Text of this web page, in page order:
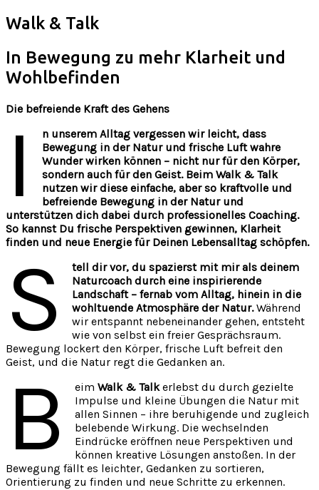
Walk & Talk
In Bewegung zu mehr Klarheit und
Wohlbefinden
Die befreiende Kraft des Gehens
I
n unserem Alltag vergessen wir leicht, dass
Bewegung in der Natur und frische Luft wahre
Wunder wirken können – nicht nur für den Körper,
sondern auch für den Geist. Beim Walk & Talk
nutzen wir diese einfache, aber so kraftvolle und
befreiende Bewegung in der Natur und
unterstützen dich dabei durch professionelles Coaching.
So kannst Du frische Perspektiven gewinnen, Klarheit
finden und neue Energie für Deinen Lebensalltag schöpfen.
S
tell dir vor, du spazierst mit mir als deinem
Naturcoach durch eine inspirierende
Landschaft – fernab vom Alltag, hinein in die
wohltuende Atmosphäre der Natur.Während
wir entspannt nebeneinander gehen, entsteht
wie von selbst ein freier Gesprächsraum.
Bewegung lockert den Körper, frische Luft befreit den
Geist, und die Natur regt die Gedanken an.
B eimWalk & Talkerlebst du durch gezielte
Impulse und kleine Übungen die Natur mit
allen Sinnen – ihre beruhigende und zugleich
belebende Wirkung. Die wechselnden
Eindrücke eröffnen neue Perspektiven und
können kreative Lösungen anstoßen. In der
Bewegung fällt es leichter, Gedanken zu sortieren,
Orientierung zu finden und neue Schritte zu erkennen.